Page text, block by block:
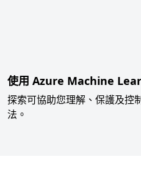
使用 Azure Machine
探索可協助您理解、保護及控
法。